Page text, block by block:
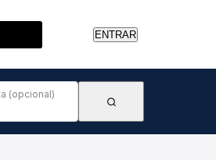
ENTRAR
(opcional)